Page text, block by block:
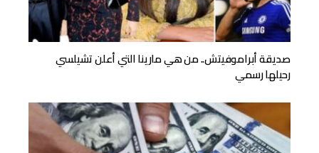
صديقة أبراموفيتش.. من هي مارينا التي أعلن تشيلسي
رحيلها رسمي